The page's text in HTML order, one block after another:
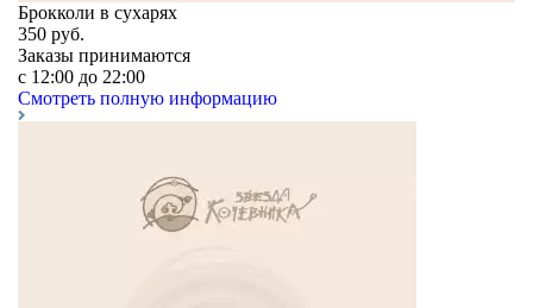
Брокколи в сухарях
350 руб.
Заказы принимаются
c 12:00 до 22:00
Смотреть полную информацию